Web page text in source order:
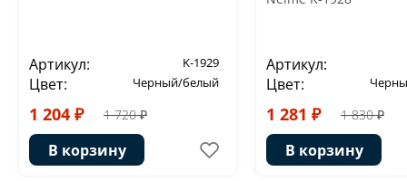
Артикул: K-1929
Цвет: Черный/белый
1 204 ₽ 1 720 ₽
В корзину
Артикул:
Цвет:
1 281 ₽ 1 830 ₽
В корзину